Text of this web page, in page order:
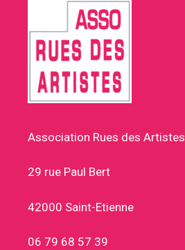
Association Rues des Artistes
29 rue Paul Bert
42000 Saint-Etienne
06 79 68 57 39